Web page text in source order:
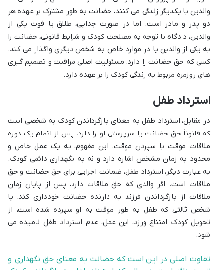
والدین با یکدیگر زندگی می کنند، حضانت به طور مشترک بر عهده هر
دو پدر و مادر است. اما در صورت جدایی، طلاق یا فوت یکی از
والدین، دادگاه با توجه به مصلحت کودک و شرایط قانونی، حضانت را
به یکی از والدین یا در موارد خاص به شخص دیگری واگذار می کند.
کسی که حق حضانت را دارد، مسئولیت اصلی مراقبت و تصمیم گیری
های روزمره مربوط به زندگی کودک را بر عهده دارد.
استرداد طفل
در مقابل، استرداد طفل به معنای بازگرداندن کودک به شخصی است
که قانوناً حق حضانت یا سرپرستی او را دارد، پس از اتمام یک دوره
ملاقات موقت یا سپردن موقت. این مفهوم، به یک عمل خاص و
محدود به زمان مشخص اشاره دارد و نه به نگهداری دائمی کودک.
به عبارت دیگر، استرداد طفل، ضمانت اجرایی برای حق حضانت و حق
ملاقات است. اگر والدی که حق ملاقات دارد، پس از پایان زمان
ملاقات از بازگرداندن فرزند به دارنده حضانت خودداری کند، یا
شخص ثالثی که طفل به طور موقت به او سپرده شده است، از
تحویل کودک امتناع ورزد، این عمل، عدم استرداد طفل نامیده می
شود.
تفاوت اصلی در این است که حضانت به معنای حق نگهداری و